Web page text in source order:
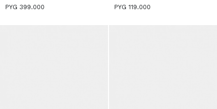
PIEL - MULTICOLOR
PYG 399.000
FLORAL - MULTICOLOR
PYG 119.000